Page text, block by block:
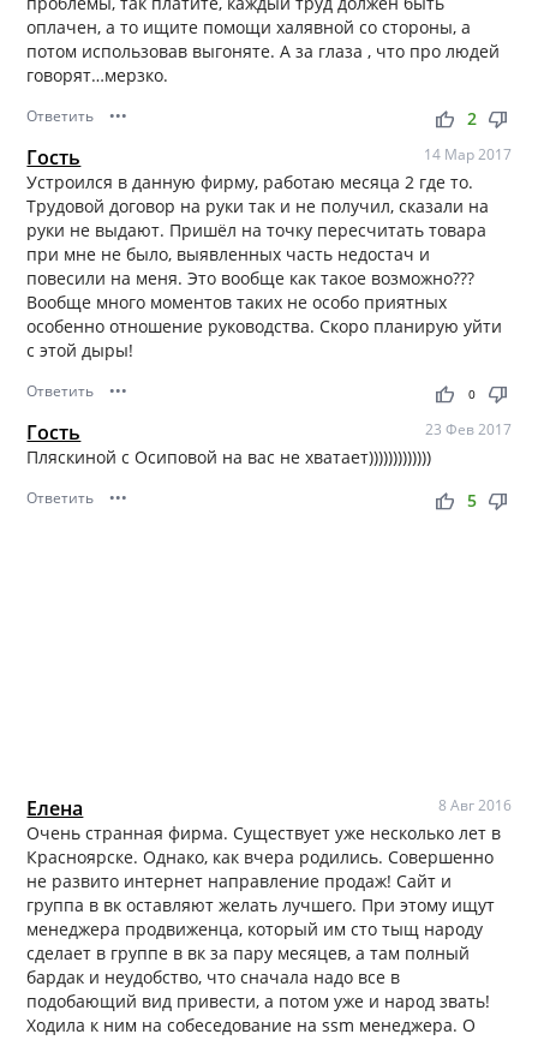
оплачен, а то ищите помощи халявной со стороны, а
потом использовав выгоняте. А за глаза , что про людей
говорят…мерзко.
Ответить ••• thumb_up thumb_down
2
Гость 14 Мар 2017
Устроился в данную фирму, работаю месяца 2 где то.
Трудовой договор на руки так и не получил, сказали на
руки не выдают. Пришёл на точку пересчитать товара
при мне не было, выявленных часть недостач и
повесили на меня. Это вообще как такое возможно???
Вообще много моментов таких не особо приятных
особенно отношение руководства. Скоро планирую уйти
с этой дыры!
Ответить ••• thumb_up thumb_down
0
Гость 23 Фев 2017
Пляскиной с Осиповой на вас не хватает)))))))))))))
Ответить ••• thumb_up thumb_down
5
Елена 8 Авг 2016
Очень странная фирма. Существует уже несколько лет в
Красноярске. Однако, как вчера родились. Совершенно
не развито интернет направление продаж! Сайт и
группа в вк оставляют желать лучшего. При этому ищут
менеджера продвиженца, который им сто тыщ народу
сделает в группе в вк за пару месяцев, а там полный
бардак и неудобство, что сначала надо все в
подобающий вид привести, а потом уже и народ звать!
Ходила к ним на собеседование на ssm менеджера. О